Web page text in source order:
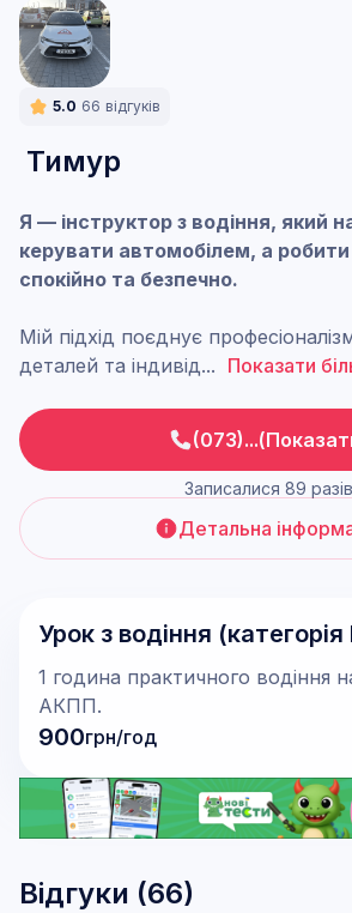
5.0 66 відгуків
Тимур
Я — інструктор з водіння, який
керувати автомобілем, а
спокійно та безпечно.
Мій підхід поєднує
деталей та індивід... Показати
Записалися 89 разів
Детальна
Урок з водіння
1 година практичного водіння
АКПП.
900грн/год
Відгуки (66)